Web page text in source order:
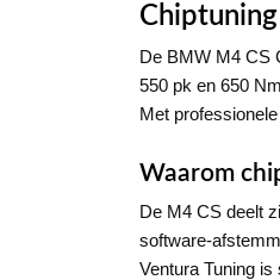
De BMW M4 CS
550 pk en 650
Met professionele
Waarom
De M4 CS deelt
software-
Ventura Tuning is